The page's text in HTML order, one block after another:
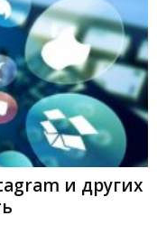
и других